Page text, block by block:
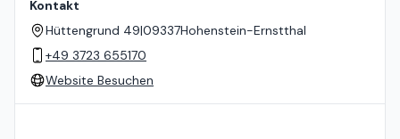
Kontakt
Hüttengrund 49|09337Hohenstein-Ernstthal
+49 3723 655170
Website Besuchen